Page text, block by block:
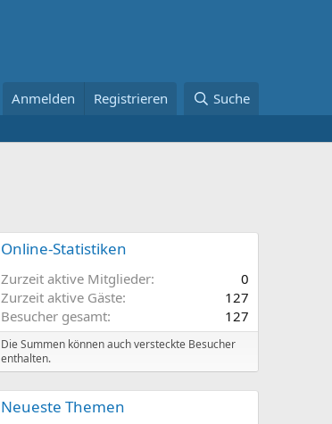
Anmelden Registrieren Suche
Online-Statistiken
Zurzeit aktive Mitglieder
0
Zurzeit aktive Gäste
127
Besucher gesamt
127
Die Summen können auch versteckte Besucher
enthalten.
Neueste Themen